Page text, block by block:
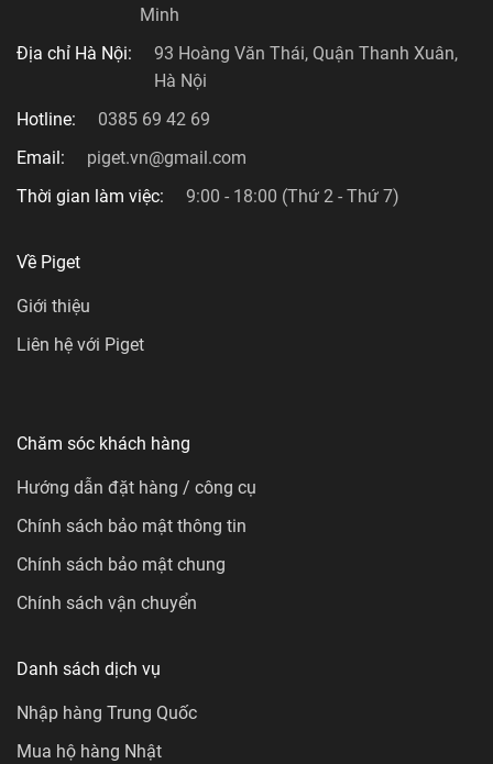
Minh
Địa chỉ Hà Nội:
93 Hoàng Văn Thái, Quận Thanh Xuân,
Hà Nội
Hotline:
0385 69 42 69
Email:
piget.vn@gmail.com
Thời gian làm việc:
9:00 - 18:00 (Thứ 2 - Thứ 7)
Về Piget
Giới thiệu
Liên hệ với Piget
Chăm sóc khách hàng
Hướng dẫn đặt hàng / công cụ
Chính sách bảo mật thông tin
Chính sách bảo mật chung
Chính sách vận chuyển
Danh sách dịch vụ
Nhập hàng Trung Quốc
Mua hộ hàng Nhật